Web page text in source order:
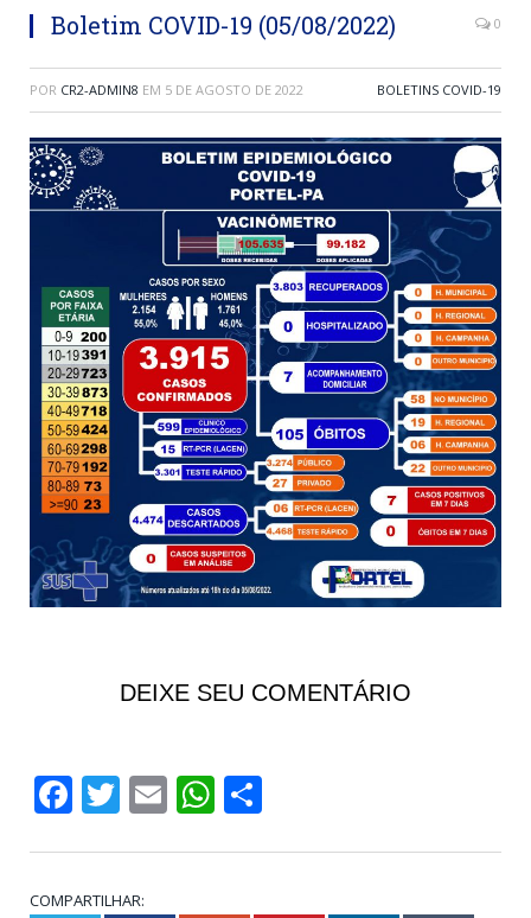
Boletim COVID-19 (05/08/2022) 0
POR CR2-ADMIN8 EM 5 DE AGOSTO DE 2022 BOLETINS COVID-19
DEIXE SEU COMENTÁRIO
Facebook
Twitter
EmailWhatsApp
COMPARTILHAR: